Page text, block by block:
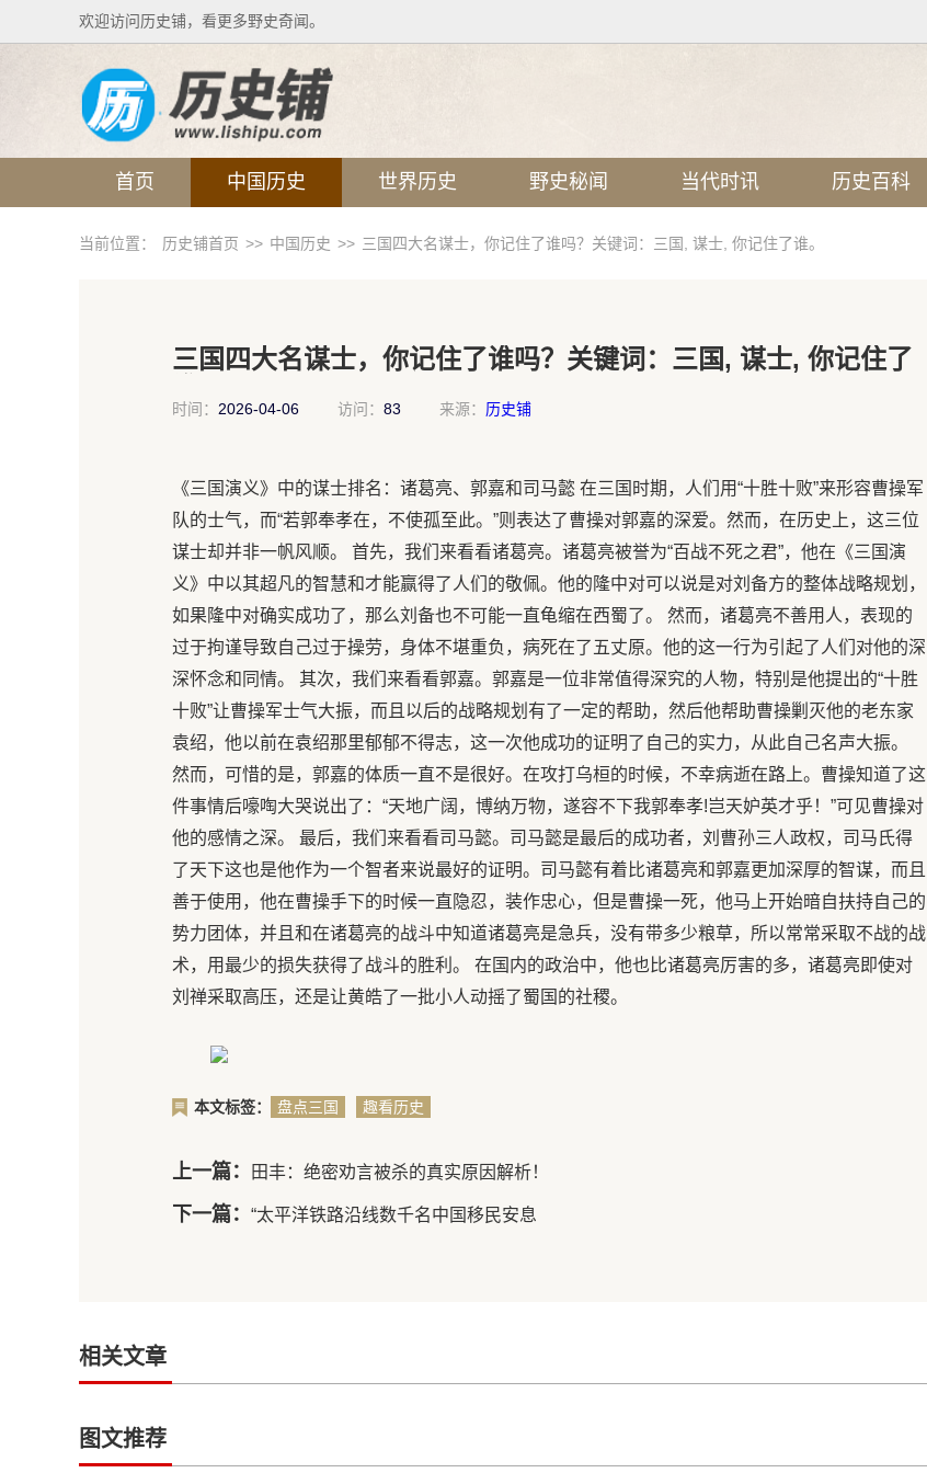
欢迎访问历史铺，看更多野史奇闻。
首页 中国历史 世界历史 野史秘闻 当代时讯 历史百科
当前位置： 历史铺首页 >> 中国历史 >> 三国四大名谋士，你记住了谁吗？关键词：三国, 谋士, 你记住了谁。
三国四大名谋士，你记住了谁吗？关键词：三国, 谋士, 你记住了
时间： 2026-04-06 访问： 83 来源： 历史铺
《三国演义》中的谋士排名：诸葛亮、郭嘉和司马懿 在三国时期，人们用“十胜十败”来形容曹操军
队的士气，而“若郭奉孝在，不使孤至此。”则表达了曹操对郭嘉的深爱。然而，在历史上，这三位
谋士却并非一帆风顺。 首先，我们来看看诸葛亮。诸葛亮被誉为“百战不死之君”，他在《三国演
义》中以其超凡的智慧和才能赢得了人们的敬佩。他的隆中对可以说是对刘备方的整体战略规划，
如果隆中对确实成功了，那么刘备也不可能一直龟缩在西蜀了。 然而，诸葛亮不善用人，表现的
过于拘谨导致自己过于操劳，身体不堪重负，病死在了五丈原。他的这一行为引起了人们对他的深
深怀念和同情。 其次，我们来看看郭嘉。郭嘉是一位非常值得深究的人物，特别是他提出的“十胜
十败”让曹操军士气大振，而且以后的战略规划有了一定的帮助，然后他帮助曹操剿灭他的老东家
袁绍，他以前在袁绍那里郁郁不得志，这一次他成功的证明了自己的实力，从此自己名声大振。
然而，可惜的是，郭嘉的体质一直不是很好。在攻打乌桓的时候，不幸病逝在路上。曹操知道了这
件事情后嚎啕大哭说出了：“天地广阔，博纳万物，遂容不下我郭奉孝!岂天妒英才乎！”可见曹操对
他的感情之深。 最后，我们来看看司马懿。司马懿是最后的成功者，刘曹孙三人政权，司马氏得
了天下这也是他作为一个智者来说最好的证明。司马懿有着比诸葛亮和郭嘉更加深厚的智谋，而且
善于使用，他在曹操手下的时候一直隐忍，装作忠心，但是曹操一死，他马上开始暗自扶持自己的
势力团体，并且和在诸葛亮的战斗中知道诸葛亮是急兵，没有带多少粮草，所以常常采取不战的战
术，用最少的损失获得了战斗的胜利。 在国内的政治中，他也比诸葛亮厉害的多，诸葛亮即使对
刘禅采取高压，还是让黄皓了一批小人动摇了蜀国的社稷。
本文标签：
盘点三国
们分别是
趣看历史
上一篇： 田丰：绝密劝言被杀的真实原因解析！
下一篇： “太平洋铁路沿线数千名中国移民安息
相关文章
图文推荐